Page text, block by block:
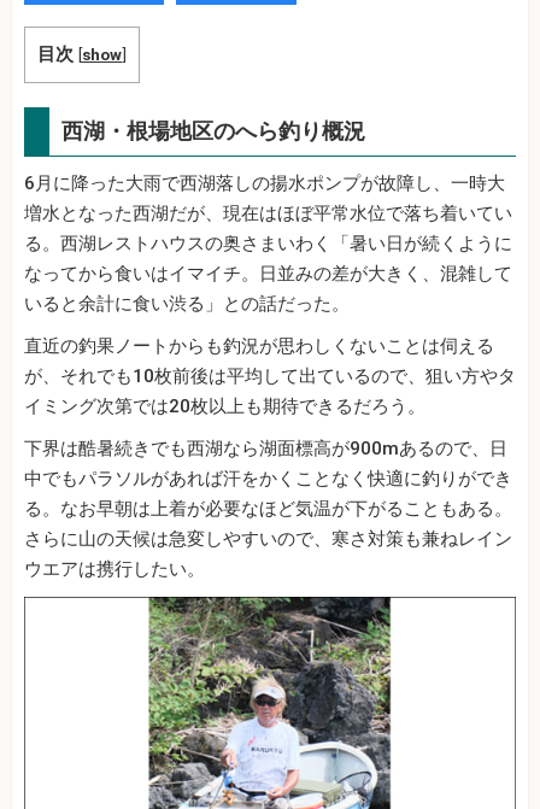
目次 [show]
西湖・根場地区のへら釣り概況
6月に降った大雨で西湖落しの揚水ポンプが故障し、一時大
増水となった西湖だが、現在はほぼ平常水位で落ち着いてい
る。西湖レストハウスの奥さまいわく「暑い日が続くように
なってから食いはイマイチ。日並みの差が大きく、混雑して
いると余計に食い渋る」との話だった。
直近の釣果ノートからも釣況が思わしくないことは伺える
が、それでも10枚前後は平均して出ているので、狙い方やタ
イミング次第では20枚以上も期待できるだろう。
下界は酷暑続きでも西湖なら湖面標高が900mあるので、日
中でもパラソルがあれば汗をかくことなく快適に釣りができ
る。なお早朝は上着が必要なほど気温が下がることもある。
さらに山の天候は急変しやすいので、寒さ対策も兼ねレイン
ウエアは携行したい。